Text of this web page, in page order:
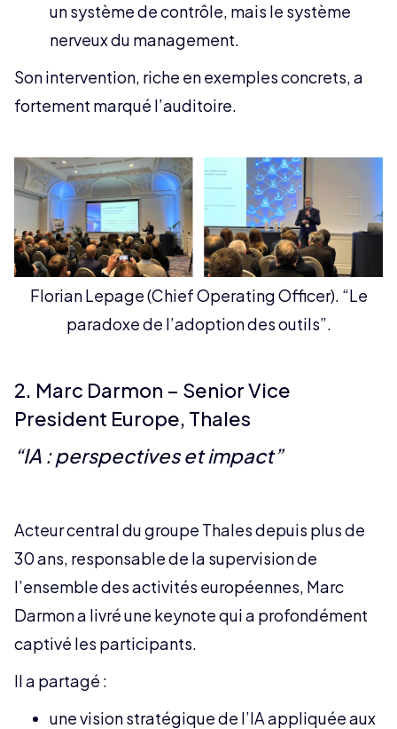
un système de contrôle, mais le système
nerveux du management.
Son intervention, riche en exemples concrets, a
fortement marqué l’auditoire.
Florian Lepage (Chief Operating Officer). “Le
paradoxe de l’adoption des outils”.
2. Marc Darmon – Senior Vice
President Europe, Thales
“IA : perspectives et impact”
Acteur central du groupe Thales depuis plus de
30 ans, responsable de la supervision de
l’ensemble des activités européennes, Marc
Darmon a livré une keynote qui a profondément
captivé les participants.
Il a partagé :
une vision stratégique de l’IA appliquée aux